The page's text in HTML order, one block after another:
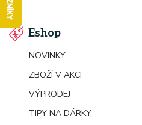
Eshop
NOVINKY
ZBOŽÍ V AKCI
VÝPRODEJ
TIPY NA DÁRKY